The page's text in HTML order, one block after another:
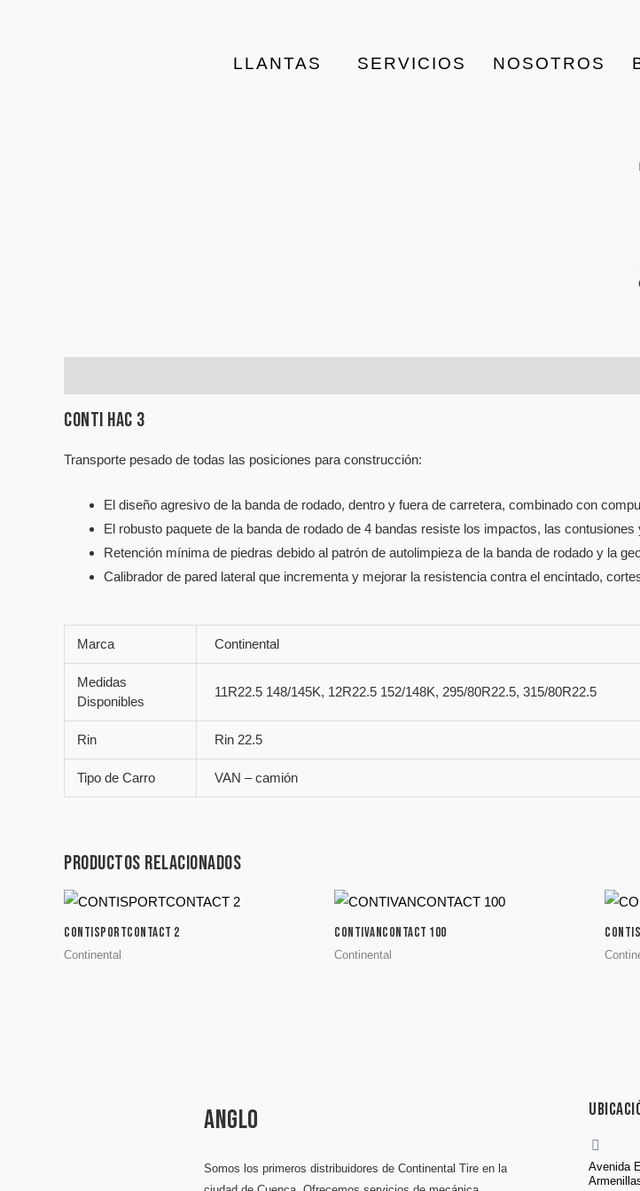
LLANTAS SERVICIOS NOSOTROS
CONTI HAC 3
Transporte pesado de todas las posiciones para construcción:
El diseño agresivo de la banda de rodado, dentro y fuera de carretera, combinado con
El robusto paquete de la banda de rodado de 4 bandas resiste los impactos, las
Retención mínima de piedras debido al patrón de autolimpieza de la banda de rodado y la
Calibrador de pared lateral que incrementa y mejorar la resistencia contra el encintado,
Marca Continental
Medidas
Disponibles
11R22.5 148/145K, 12R22.5 152/148K, 295/80R22.5, 315/80R22.5
Rin Rin 22.5
Tipo de Carro VAN – camión
Productos relacionados
CONTISPORTCONTACT 2
Continental
CONTIVANCONTACT 100
Continental
ANGLO
Somos los primeros distribuidores de Continental Tire en la
Avenida